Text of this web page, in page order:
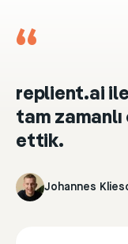
“
replient.ai
tam
ettik.
Johannes